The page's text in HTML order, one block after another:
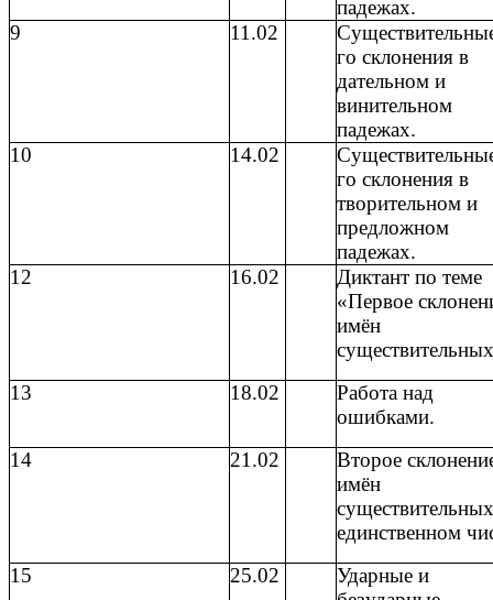
падежах.
9
11.02
го склонения в
дательном и
винительном
падежах.
10
14.02
го склонения в
творительном и
предложном
падежах.
12
16.02
Диктант по теме
«Первое
имён
13
18.02
Работа над
ошибками.
14
21.02
Второе
имён
единственном
15
25.02
Ударные и